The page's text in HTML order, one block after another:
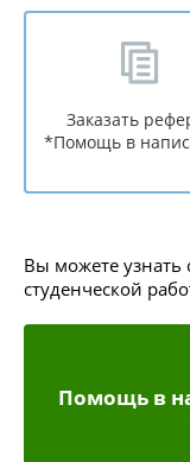
Заказать
*Помощь в
Вы можете
студенческой
Помощь в